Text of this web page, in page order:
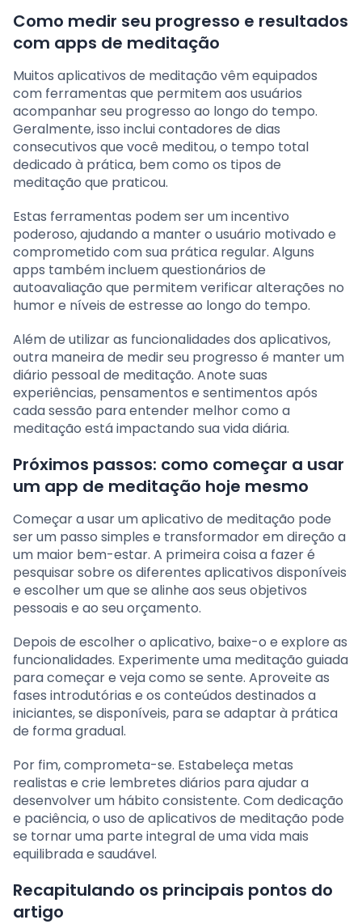
Como medir seu progresso e resultados
com apps de meditação
Muitos aplicativos de meditação vêm equipados
com ferramentas que permitem aos usuários
acompanhar seu progresso ao longo do tempo.
Geralmente, isso inclui contadores de dias
consecutivos que você meditou, o tempo total
dedicado à prática, bem como os tipos de
meditação que praticou.
Estas ferramentas podem ser um incentivo
poderoso, ajudando a manter o usuário motivado e
comprometido com sua prática regular. Alguns
apps também incluem questionários de
autoavaliação que permitem verificar alterações no
humor e níveis de estresse ao longo do tempo.
Além de utilizar as funcionalidades dos aplicativos,
outra maneira de medir seu progresso é manter um
diário pessoal de meditação. Anote suas
experiências, pensamentos e sentimentos após
cada sessão para entender melhor como a
meditação está impactando sua vida diária.
Próximos passos: como começar a usar
um app de meditação hoje mesmo
Começar a usar um aplicativo de meditação pode
ser um passo simples e transformador em direção a
um maior bem-estar. A primeira coisa a fazer é
pesquisar sobre os diferentes aplicativos disponíveis
e escolher um que se alinhe aos seus objetivos
pessoais e ao seu orçamento.
Depois de escolher o aplicativo, baixe-o e explore as
funcionalidades. Experimente uma meditação guiada
para começar e veja como se sente. Aproveite as
fases introdutórias e os conteúdos destinados a
iniciantes, se disponíveis, para se adaptar à prática
de forma gradual.
Por fim, comprometa-se. Estabeleça metas
realistas e crie lembretes diários para ajudar a
desenvolver um hábito consistente. Com dedicação
e paciência, o uso de aplicativos de meditação pode
se tornar uma parte integral de uma vida mais
equilibrada e saudável.
Recapitulando os principais pontos do
artigo